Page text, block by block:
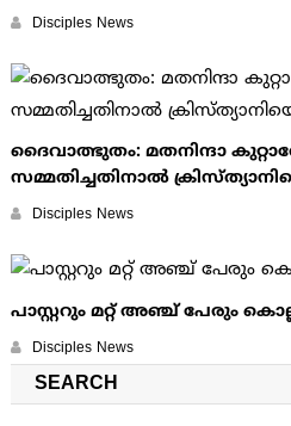
Disciples News
ദൈവാത്ഭുതം: മതനിന്ദാ
സമ്മതിച്ചതിനാല്‍
Disciples News
പാസ്റ്ററും മറ്റ് അഞ്ച് പേരും
Disciples News
SEARCH